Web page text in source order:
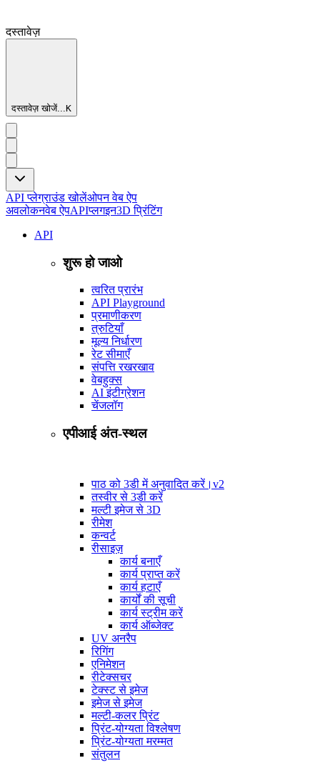
दस्तावेज़
दस्तावेज़ खोजें...K
API प्लेग्राउंड खोलेंओपन वेब ऐप
अवलोकनवेब ऐपAPIप्लगइन3D प्रिंटिंग
API
शुरू हो जाओ
त्वरित प्रारंभ
API Playground
प्रमाणीकरण
त्रुटियाँ
मूल्य निर्धारण
रेट सीमाएँ
संपत्ति रखरखाव
वेबहुक्स
AI इंटीग्रेशन
चेंजलॉग
एपीआई अंत-स्थल
पाठ को 3डी में अनुवादित करें। v2
तस्वीर से 3डी करें
मल्टी इमेज से 3D
रीमेश
कन्वर्ट
रीसाइज़
कार्य बनाएँ
कार्य प्राप्त करें
कार्य हटाएँ
कार्यों की सूची
कार्य स्ट्रीम करें
कार्य ऑब्जेक्ट
UV अनरैप
रिगिंग
एनिमेशन
रीटेक्सचर
टेक्स्ट से इमेज
इमेज से इमेज
मल्टी-कलर प्रिंट
प्रिंट-योग्यता विश्लेषण
प्रिंट-योग्यता मरम्मत
संतुलन